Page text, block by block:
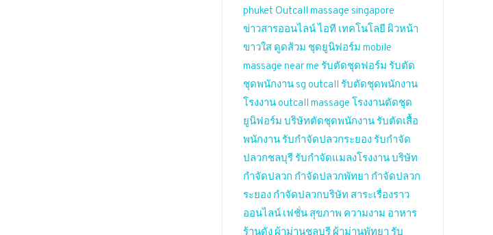
phuket Outcall massage singapore
ข่าวสารออนไลน์ไอที เทคโนโลยี ผิวหน้า
ขาวใส ดูดส้วม ชุดยูนิฟอร์ม mobile
massage near me รับตัดชุดฟอร์ม รับตัด
ชุดพนักงาน sg outcall รับตัดชุดพนักงาน
โรงงาน outcall massage โรงงานตัดชุด
ยูนิฟอร์ม บริษัทตัดชุดพนักงาน รับตัดเสื้อ
พนักงาน รับกำจัดปลวกระยอง รับกำจัด
ปลวกชลบุรี รับกำจัดแมลงโรงงานบริษัท
กำจัดปลวก กำจัดปลวกพัทยา กำจัดปลวก
ระยอง กำจัดปลวกบริษัท สาระเรื่องราว
ออนไลน์ เฟชั่น สุขภาพ ความงาม อาหาร